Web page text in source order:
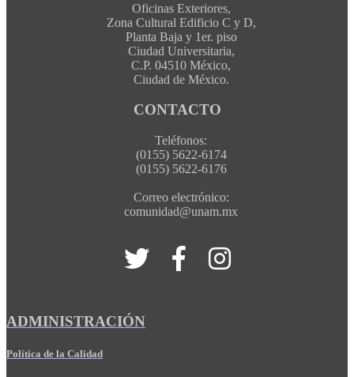
Oficinas Exteriores,
Zona Cultural Edificio C y D,
Planta Baja y 1er. piso
Ciudad Universitaria,
C.P. 04510 México,
Ciudad de México.
CONTACTO
Teléfonos:
(0155) 5622-6174
(0155) 5622-6176
Correo electrónico:
comunidad@unam.mx
ADMINISTRACIÓN
Política de la Calidad